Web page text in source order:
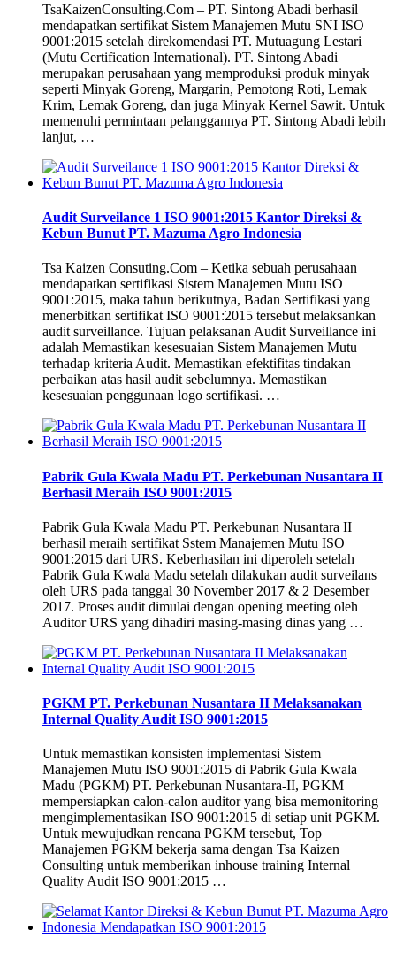
TsaKaizenConsulting.Com – PT. Sintong Abadi berhasil
mendapatkan sertifikat Sistem Manajemen Mutu SNI ISO
9001:2015 setelah direkomendasi PT. Mutuagung Lestari
(Mutu Certification International). PT. Sintong Abadi
merupakan perusahaan yang memproduksi produk minyak
seperti Minyak Goreng, Margarin, Pemotong Roti, Lemak
Krim, Lemak Goreng, dan juga Minyak Kernel Sawit. Untuk
memenuhi permintaan pelanggannya PT. Sintong Abadi lebih
lanjut, …
Audit Surveilance 1 ISO 9001:2015 Kantor Direksi &
Kebun Bunut PT. Mazuma Agro Indonesia
Tsa Kaizen Consuting.Com – Ketika sebuah perusahaan
mendapatkan sertifikasi Sistem Manajemen Mutu ISO
9001:2015, maka tahun berikutnya, Badan Sertifikasi yang
menerbitkan sertifikat ISO 9001:2015 tersebut melaksankan
audit surveillance. Tujuan pelaksanan Audit Surveillance ini
adalah Memastikan kesesuaian Sistem Manajemen Mutu
terhadap kriteria Audit. Memastikan efektifitas tindakan
perbaikan atas hasil audit sebelumnya. Memastikan
kesesuaian penggunaan logo sertifikasi. …
Pabrik Gula Kwala Madu PT. Perkebunan Nusantara II
Berhasil Meraih ISO 9001:2015
Pabrik Gula Kwala Madu PT. Perkebunan Nusantara II
berhasil meraih sertifikat Sstem Manajemen Mutu ISO
9001:2015 dari URS. Keberhasilan ini diperoleh setelah
Pabrik Gula Kwala Madu setelah dilakukan audit surveilans
oleh URS pada tanggal 30 November 2017 & 2 Desember
2017. Proses audit dimulai dengan opening meeting oleh
Auditor URS yang dihadiri masing-masing dinas yang …
PGKM PT. Perkebunan Nusantara II Melaksanakan
Internal Quality Audit ISO 9001:2015
Untuk memastikan konsisten implementasi Sistem
Manajemen Mutu ISO 9001:2015 di Pabrik Gula Kwala
Madu (PGKM) PT. Perkebunan Nusantara-II, PGKM
mempersiapkan calon-calon auditor yang bisa memonitoring
mengimplementasikan ISO 9001:2015 di setiap unit PGKM.
Untuk mewujudkan rencana PGKM tersebut, Top
Manajemen PGKM bekerja sama dengan Tsa Kaizen
Consulting untuk memberikan inhouse training Internal
Quality Audit ISO 9001:2015 …